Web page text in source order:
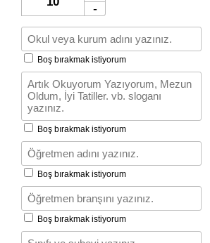
-
Boş bırakmak istiyorum
Boş bırakmak istiyorum
Boş bırakmak istiyorum
Boş bırakmak istiyorum